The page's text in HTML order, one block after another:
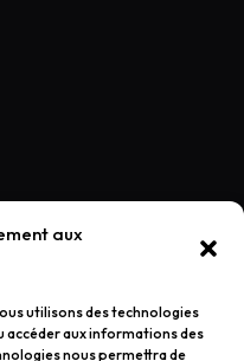
aux
utilisons des technologies
accéder aux informations des
nous permettra de